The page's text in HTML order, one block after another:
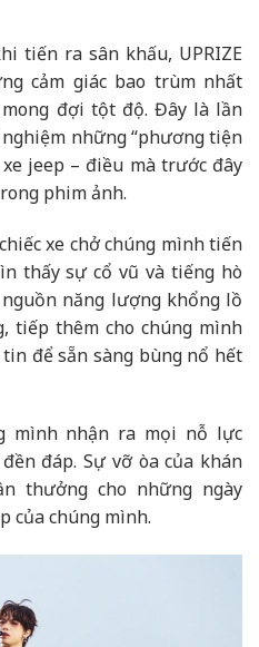
tiến ra sân khấu, UPRIZE
cảm giác bao trùm nhất
đợi tột độ. Đây là lần
những “phương tiện
jeep – điều mà trước đây
phim ảnh.
xe chở chúng mình tiến
thấy sự cổ vũ và tiếng hò
năng lượng khổng lồ
tiếp thêm cho chúng mình
để sẵn sàng bùng nổ hết
mình nhận ra mọi nỗ lực
đáp. Sự vỡ òa của khán
thưởng cho những ngày
của chúng mình.